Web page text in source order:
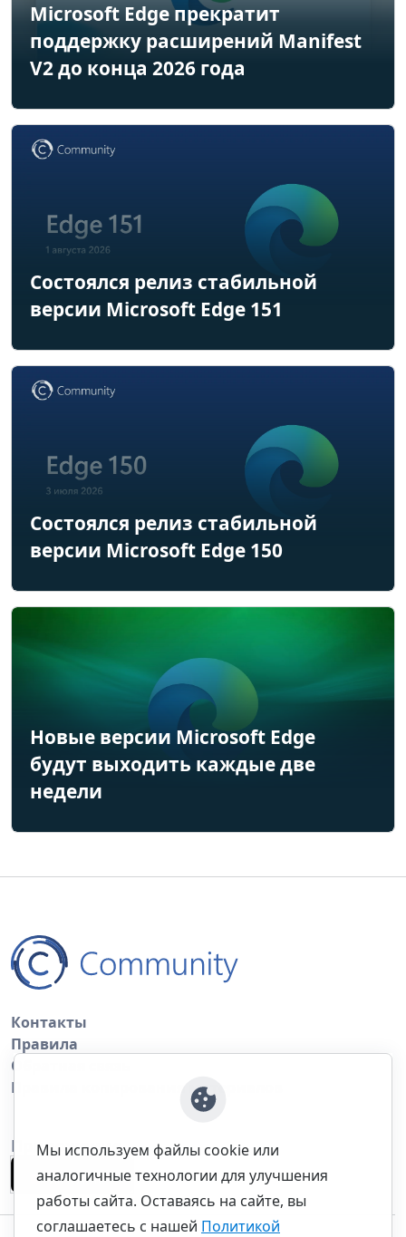
Microsoft Edge прекратит
поддержку расширений Manifest
V2 до конца 2026 года
Состоялся релиз стабильной
версии Microsoft Edge 151
Состоялся релиз стабильной
версии Microsoft Edge 150
Новые версии Microsoft Edge
будут выходить каждые две
недели
Контакты
Правила
Обратная связь
Правила копирования материалов
Приложение
Мы используем файлы cookie или
аналогичные технологии для улучшения
работы сайта. Оставаясь на сайте, вы
соглашаетесь с нашей Политикой